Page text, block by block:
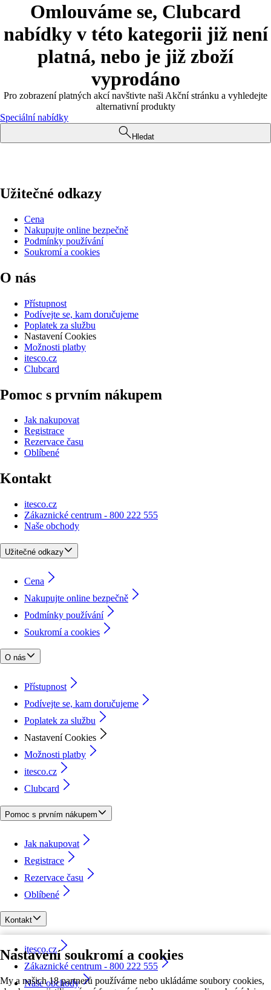
Nastavení soukromí a cookies
My a našich 18 partnerů používáme nebo ukládáme soubory cookies,
Omlouváme se, Clubcard
nabídky v této kategorii již není
platná, nebo je již zboží
vyprodáno
Pro zobrazení platných akcí navštivte naši Akční stránku a vyhledejte
alternativní produkty
Speciální nabídky
Hledat
Užitečné odkazy
Cena
Nakupujte online bezpečně
Podmínky používání
Soukromí a cookies
O nás
Přístupnost
Podívejte se, kam doručujeme
Poplatek za službu
Nastavení Cookies
Možnosti platby
itesco.cz
Clubcard
Pomoc s prvním nákupem
Jak nakupovat
Registrace
Rezervace času
Oblíbené
Kontakt
itesco.cz
Zákaznické centrum - 800 222 555
Naše obchody
Užitečné odkazy
Cena
Nakupujte online bezpečně
Podmínky používání
Soukromí a cookies
O nás
Přístupnost
Podívejte se, kam doručujeme
Poplatek za službu
Nastavení Cookies
Možnosti platby
itesco.cz
Clubcard
Pomoc s prvním nákupem
Jak nakupovat
Registrace
Rezervace času
Oblíbené
Kontakt
itesco.cz
Zákaznické centrum - 800 222 555
Naše obchody